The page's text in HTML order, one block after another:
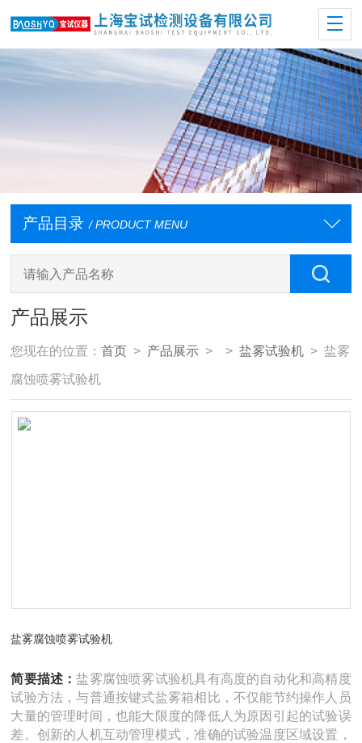
产品目录 / PRODUCT MENU
产品展示
您现在的位置：首页 > 产品展示 > >盐雾试验机 > 盐雾
腐蚀喷雾试验机
盐雾腐蚀喷雾试验机
简要描述：盐雾腐蚀喷雾试验机具有高度的自动化和高精度
试验方法，与普通按键式盐雾箱相比，不仅能节约操作人员
大量的管理时间，也能大限度的降低人为原因引起的试验误
差。创新的人机互动管理模式，准确的试验温度区域设置，